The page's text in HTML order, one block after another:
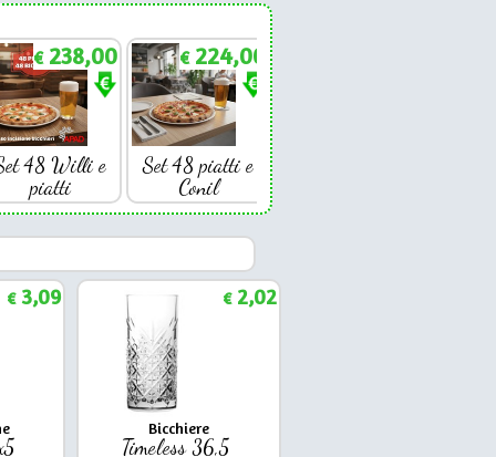
€238,00
48 Willi e
piatti
€224,00
Set 48 piatti e
Conil
€3,09
Bicchiere
Timeless 36,5
€2,02